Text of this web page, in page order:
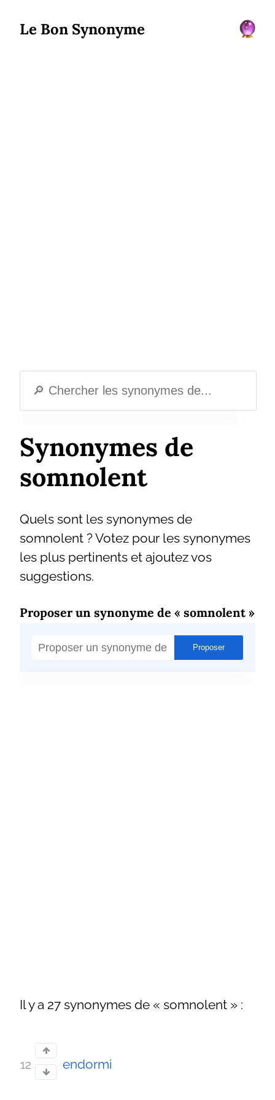
Le Bon Synonyme
Synonymes de
somnolent
Quels sont les synonymes de
somnolent ? Votez pour les synonymes
les plus pertinents et ajoutez vos
suggestions.
Proposer un synonyme de « somnolent »
Il y a 27 synonymes de « somnolent » :
12 endormi